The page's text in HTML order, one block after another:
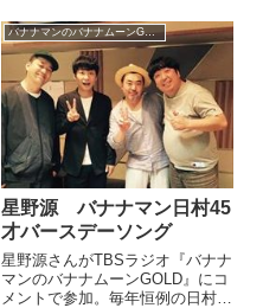
際、たまたま見かけた5、6歳の
子供が発した衝撃的な一言につい
て話していました。
バナナマンのバナナムーンGOLD
星野源 バナナマン日村45
才バースデーソング
星野源さんがTBSラジオ『バナナ
マンのバナナムーンGOLD』にコ
メントで参加。毎年恒例の日村さ